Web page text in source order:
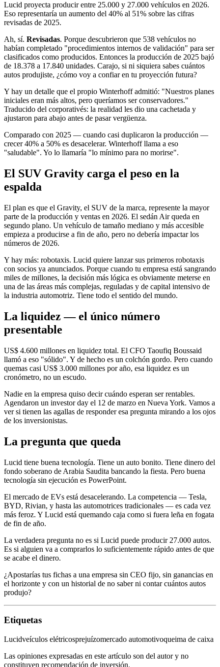
Lucid proyecta producir entre 25.000 y 27.000 vehículos en 2026.
Eso representaría un aumento del 40% al 51% sobre las cifras
revisadas de 2025.
Ah, sí. Revisadas. Porque descubrieron que 538 vehículos no
habían completado "procedimientos internos de validación" para ser
clasificados como producidos. Entonces la producción de 2025 bajó
de 18.378 a 17.840 unidades. Carajo, si ni siquiera sabes cuántos
autos produjiste, ¿cómo voy a confiar en tu proyección futura?
Y hay un detalle que el propio Winterhoff admitió: "Nuestros planes
iniciales eran más altos, pero queríamos ser conservadores."
Traducido del corporativés: la realidad les dio una cachetada y
ajustaron para abajo antes de pasar vergüenza.
Comparado con 2025 — cuando casi duplicaron la producción —
crecer 40% a 50% es desacelerar. Winterhoff llama a eso
"saludable". Yo lo llamaría "lo mínimo para no morirse".
El SUV Gravity carga el peso en la
espalda
El plan es que el Gravity, el SUV de la marca, represente la mayor
parte de la producción y ventas en 2026. El sedán Air queda en
segundo plano. Un vehículo de tamaño mediano y más accesible
empieza a producirse a fin de año, pero no debería impactar los
números de 2026.
Y hay más: robotaxis. Lucid quiere lanzar sus primeros robotaxis
con socios ya anunciados. Porque cuando tu empresa está sangrando
miles de millones, la decisión más lógica es obviamente meterse en
una de las áreas más complejas, reguladas y de capital intensivo de
la industria automotriz. Tiene todo el sentido del mundo.
La liquidez — el único número
presentable
US$ 4.600 millones en liquidez total. El CFO Taoufiq Boussaid
llamó a eso "sólido". Y de hecho es un colchón gordo. Pero cuando
quemas casi US$ 3.000 millones por año, esa liquidez es un
cronómetro, no un escudo.
Nadie en la empresa quiso decir cuándo esperan ser rentables.
Agendaron un investor day el 12 de marzo en Nueva York. Vamos a
ver si tienen las agallas de responder esa pregunta mirando a los ojos
de los inversionistas.
La pregunta que queda
Lucid tiene buena tecnología. Tiene un auto bonito. Tiene dinero del
fondo soberano de Arabia Saudita bancando la fiesta. Pero buena
tecnología sin ejecución es PowerPoint.
El mercado de EVs está desacelerando. La competencia — Tesla,
BYD, Rivian, y hasta las automotrices tradicionales — es cada vez
más feroz. Y Lucid está quemando caja como si fuera leña en fogata
de fin de año.
La verdadera pregunta no es si Lucid puede producir 27.000 autos.
Es si alguien va a comprarlos lo suficientemente rápido antes de que
se acabe el dinero.
¿Apostarías tus fichas a una empresa sin CEO fijo, sin ganancias en
el horizonte y con un historial de no saber ni contar cuántos autos
produjo?
Etiquetas
Lucidveículos elétricosprejuízomercado automotivoqueima de caixa
Las opiniones expresadas en este artículo son del autor y no
constituyen recomendación de inversión.